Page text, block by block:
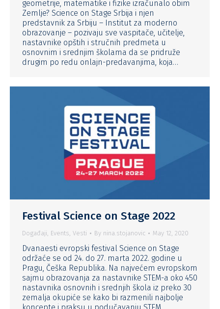
geometrije, matematike i fizike izračunalo obim
Zemlje? Science on Stage Srbija i njen
predstavnik za Srbiju – Institut za moderno
obrazovanje – pozivaju sve vaspitače, učitelje,
nastavnike opštih i stručnih predmeta u
osnovnim i srednjim školama da se pridruže
drugim po redu onlajn-predavanjima, koja…
Festival Science on Stage 2022
Događaji Events Vesti By nina.stojanovic May 12, 2020
Dvanaesti evropski festival Science on Stage
održaće se od 24. do 27. marta 2022. godine u
Pragu, Češka Republika. Na najvećem evropskom
sajmu obrazovanja za nastavnike STEM-a oko 450
nastavnika osnovnih i srednjih škola iz preko 30
zemalja okupiće se kako bi razmenili najbolje
koncepte i praksu u podučavanju STEM